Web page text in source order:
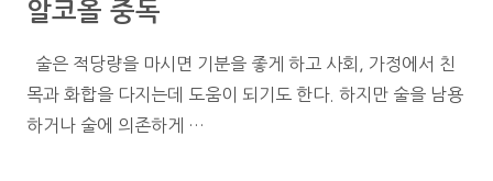
알코올 중독
술은 적당량을 마시면 기분을 좋게 하고 사회, 가정에서 친
목과 화합을 다지는데 도움이 되기도 한다. 하지만 술을 남용
하거나 술에 의존하게 …